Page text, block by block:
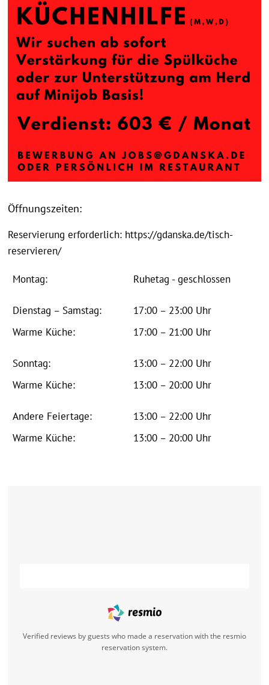
Öffnungszeiten:
Reservierung erforderlich: https://gdanska.de/tisch-
reservieren/
Montag: Ruhetag - geschlossen
Dienstag – Samstag:
17:00 – 23:00 Uhr
Warme Küche:
17:00 – 21:00 Uhr
Sonntag:
13:00 – 22:00 Uhr
Warme Küche:
13:00 – 20:00 Uhr
Andere Feiertage:
13:00 – 22:00 Uhr
Warme Küche:
13:00 – 20:00 Uhr
Verified reviews by guests who made a reservation with the resmio
reservation system.